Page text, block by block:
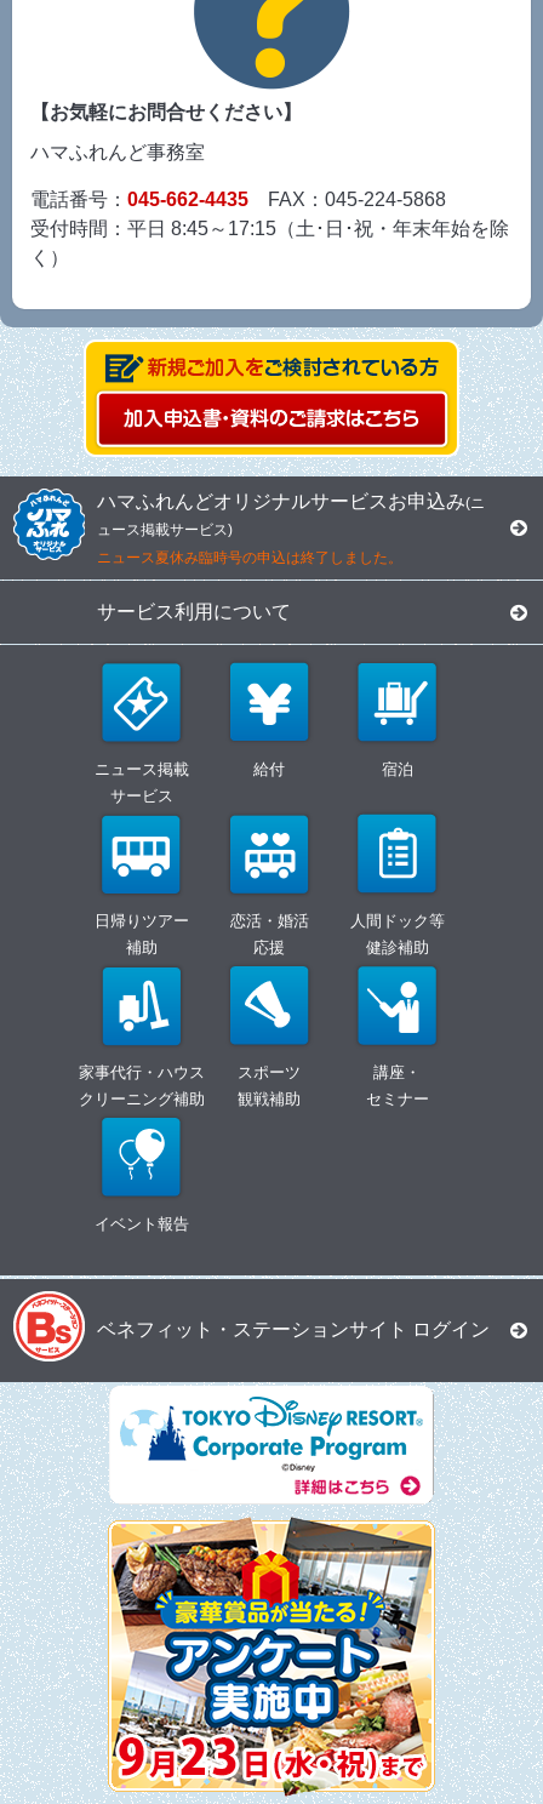
【お気軽にお問合せください】
ハマふれんど事務室
電話番号： 045-662-4435 FAX：045-224-5868
受付時間：平日 8:45～17:15（土･日･祝・年末年始を除
く）
ハマふれんどオリジナルサービスお申込み(ニ
ュース掲載サービス)
ニュース夏休み臨時号の申込は終了しました。
サービス利用について
ニュース掲載
サービス
給付 宿泊
日帰りツアー
補助
恋活・婚活
応援
人間ドック等
健診補助
家事代行・ハウス
クリーニング補助
スポーツ
観戦補助
講座・
セミナー
イベント報告
ベネフィット・ステーションサイト ログイン